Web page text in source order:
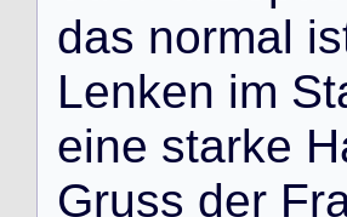
das normal is
Lenken im St
eine starke H
Gruss der Fr